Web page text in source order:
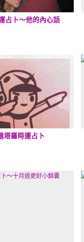
占卜～他的內心話
塔羅時運占卜